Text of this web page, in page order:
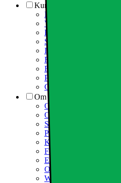
Kundeservice
Kundeservice
Varehuse / åbningstider
Elgigantens kundefordele
Services
Information om spam/
Fortrydelsesret
Elgigantens
Partner
Cookiepolitik
Om Elgiganten
Om Elkjøp Nordic
Om Elgiganten
Samfundsansvar
Presseinformation
Karriere i Elgiganten
Fødevarestyrelsen smiley
Elgigantens Kundeklub
Om Elgiganten Erhverv
Whistleblowing i